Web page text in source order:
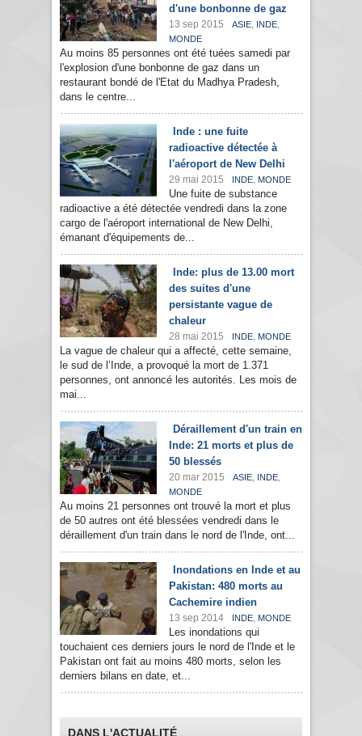
d'une bonbonne de gaz
13 sep 2015 ASIE, INDE,
MONDE
Au moins 85 personnes ont été tuées samedi par
l'explosion d'une bonbonne de gaz dans un
restaurant bondé de l'Etat du Madhya Pradesh,
dans le centre...
Inde : une fuite
radioactive détectée à
l'aéroport de New Delhi
29 mai 2015 INDE, MONDE
Une fuite de substance
radioactive a été détectée vendredi dans la zone
cargo de l'aéroport international de New Delhi,
émanant d'équipements de...
Inde: plus de 13.00 mort
des suites d'une
persistante vague de
chaleur
28 mai 2015 INDE, MONDE
La vague de chaleur qui a affecté, cette semaine,
le sud de l’Inde, a provoqué la mort de 1.371
personnes, ont annoncé les autorités. Les mois de
mai...
Déraillement d'un train en
Inde: 21 morts et plus de
50 blessés
20 mar 2015 ASIE, INDE,
MONDE
Au moins 21 personnes ont trouvé la mort et plus
de 50 autres ont été blessées vendredi dans le
déraillement d'un train dans le nord de l'Inde, ont...
Inondations en Inde et au
Pakistan: 480 morts au
Cachemire indien
13 sep 2014 INDE, MONDE
Les inondations qui
touchaient ces derniers jours le nord de l'Inde et le
Pakistan ont fait au moins 480 morts, selon les
derniers bilans en date, et...
DANS L'ACTUALITÉ